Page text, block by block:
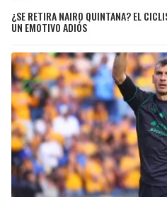
¿SE RETIRA NAIRO QUINTANA? EL
UN EMOTIVO ADIÓS